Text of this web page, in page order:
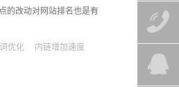
的改动对网站排名也是有
者停滞
优化 内链增加速度